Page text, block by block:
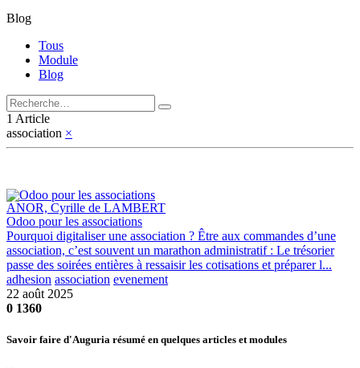
Blog
Tous
Module
Blog
1 Article
association ×
ANOR, Cyrille de LAMBERT
Odoo pour les associations
Pourquoi digitaliser une association ? Être aux commandes d’une
association, c’est souvent un marathon administratif : Le trésorier
passe des soirées entières à ressaisir les cotisations et préparer l...
adhesion association evenement
22 août 2025
0 1360
Savoir faire d'Auguria résumé en quelques articles et modules